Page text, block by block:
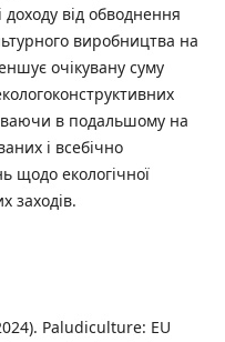
доходу від обводнення
виробництва на
очікувану суму
в подальшому на
і всебічно
щодо екологічної
заходів.
Paludiculture: EU